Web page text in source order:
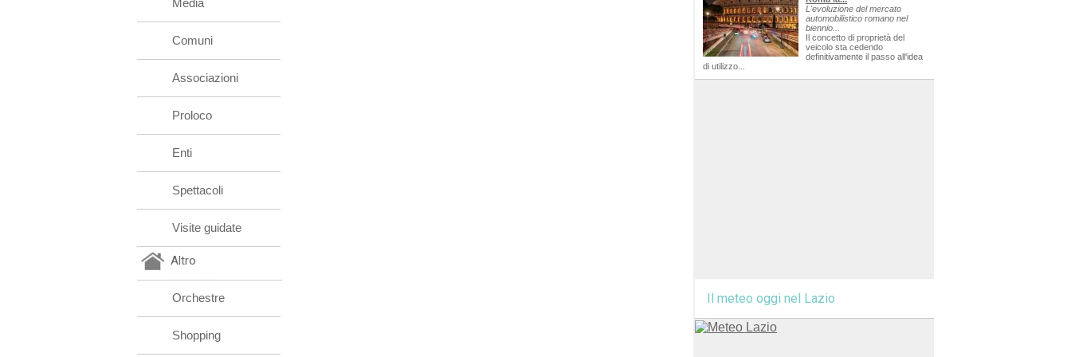
Media
Comuni
Associazioni
Proloco
Enti
Spettacoli
Visite guidate
Altro
Orchestre
Shopping
L'evoluzione del mercato
automobilistico romano nel
biennio...
Il concetto di proprietà del
veicolo sta cedendo
definitivamente il passo all'idea
di utilizzo...
Il meteo oggi nel Lazio